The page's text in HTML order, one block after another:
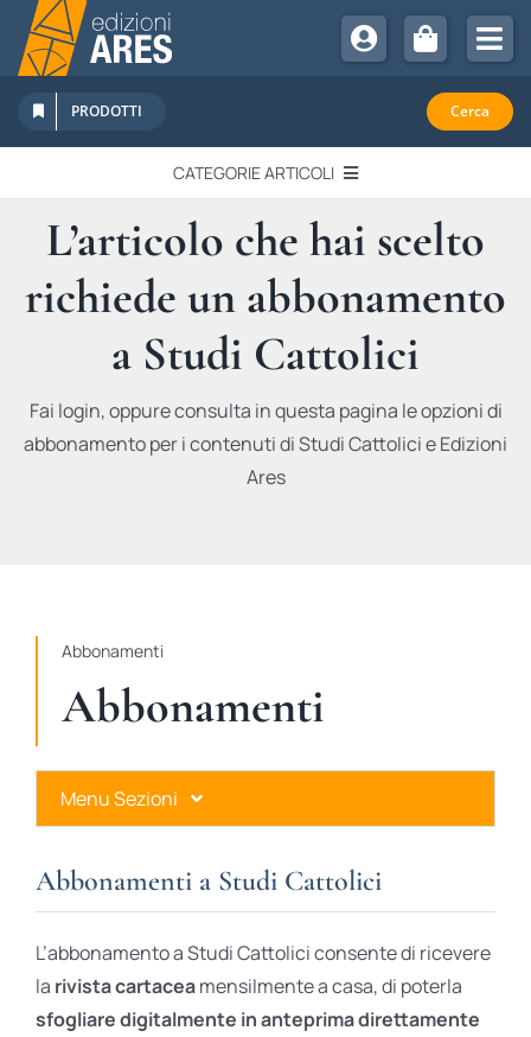
Salta
contenuto
Chi Siamo
Sostienici
Abbonamenti
Promozioni
Newsletter
PRODOTTI Cerca
CATEGORIE ARTICOLI
EDITORIALI
IN QUESTO NUMERO
RECENSIONI
L’articolo che hai scelto
richiede un abbonamento
a Studi Cattolici
Fai login, oppure consulta in questa pagina le opzioni di
abbonamento per i contenuti di Studi Cattolici e Edizioni
Ares
Abbonamenti
Abbonamenti
Menu Sezioni
Ares Gold
Ares Digital
Abbonamenti a Studi Cattolici
L’abbonamento a Studi Cattolici consente di ricevere
la rivista cartaceamensilmente a casa, di poterla
sfogliare digitalmente in anteprima direttamente